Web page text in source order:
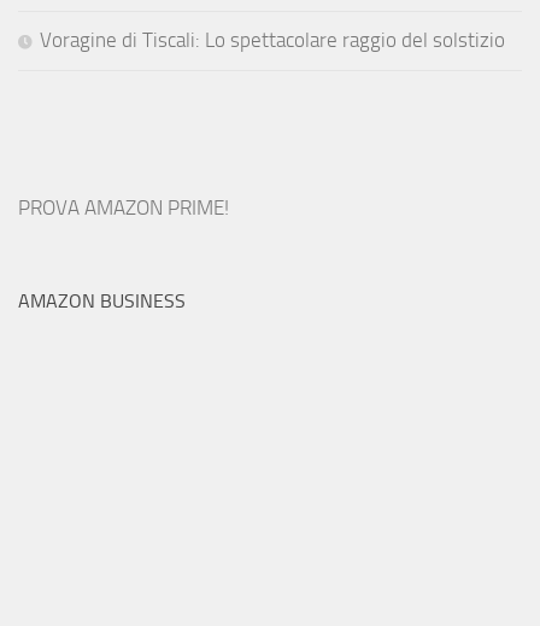
Voragine di Tiscali: Lo spettacolare raggio del solstizio
PROVA AMAZON PRIME!
AMAZON BUSINESS